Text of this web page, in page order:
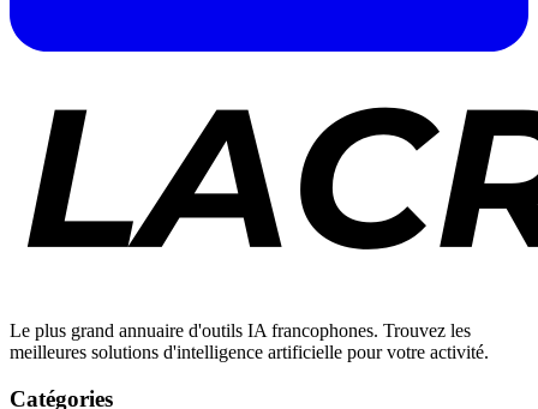
Le plus grand annuaire d'outils IA francophones. Trouvez les
meilleures solutions d'intelligence artificielle pour votre activité.
Catégories